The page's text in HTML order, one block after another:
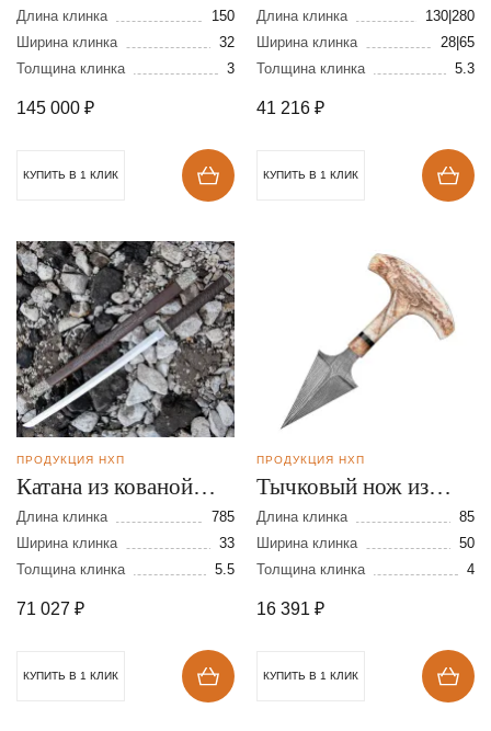
М390
Длина клинка
150
Ширина клинка
32
Толщина клинка
3
145 000 ₽
КУПИТЬ В 1 КЛИК
из булатной стали
Длина клинка
130|280
Ширина клинка
28|65
Толщина клинка
5.3
41 216 ₽
КУПИТЬ В 1 КЛИК
ПРОДУКЦИЯ НХП
Катана из кованой
стали Х12МФ
Длина клинка
785
Ширина клинка
33
Толщина клинка
5.5
71 027 ₽
КУПИТЬ В 1 КЛИК
ПРОДУКЦИЯ НХП
Тычковый нож из
дамасской стали
Длина клинка
85
Ширина клинка
50
Толщина клинка
4
16 391 ₽
КУПИТЬ В 1 КЛИК